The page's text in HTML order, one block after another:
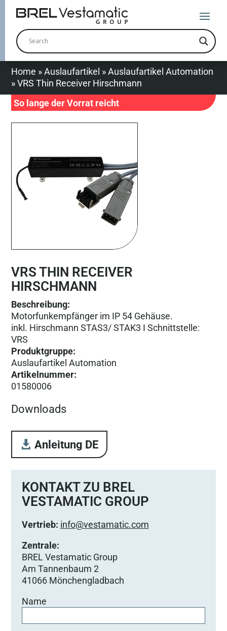
Home »Auslaufartikel »Auslaufartikel Automation
»VRS Thin Receiver Hirschmann
So lange der Vorrat reicht
VRS THIN RECEIVER
HIRSCHMANN
Beschreibung:
Motorfunkempfänger im IP 54 Gehäuse.
inkl. Hirschmann STAS3/ STAK3 I Schnittstelle:
VRS
Produktgruppe:
Auslaufartikel Automation
Artikelnummer:
01580006
Downloads
Anleitung DE
KONTAKT ZU BREL
VESTAMATIC GROUP
Vertrieb: info@vestamatic.com
Zentrale:
BREL Vestamatic Group
Am Tannenbaum 2
41066 Mönchengladbach
Name